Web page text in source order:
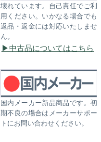
壊れています。自己責任でご利
用ください。いかなる場合でも
返品・返金には対応いたしませ
ん。
中古品についてはこちら
国内メーカー新品商品です。初
期不良の場合はメーカーサポー
トにお問い合わせください。